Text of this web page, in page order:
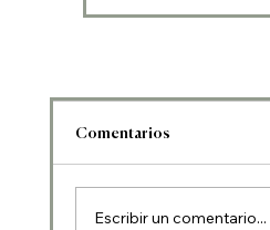
Comentarios
Escribir un comentario...